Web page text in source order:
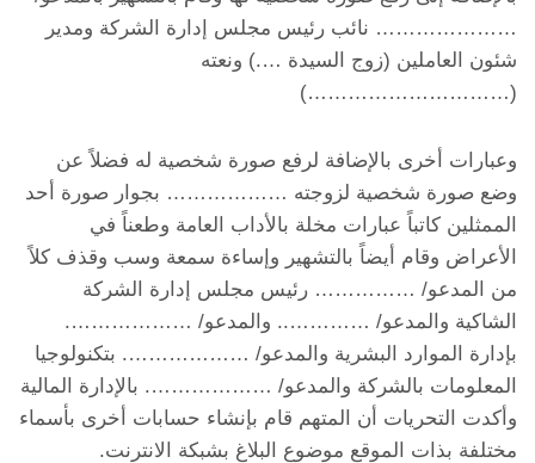
………………… نائب رئيس مجلس إدارة الشركة ومدير
شئون العاملين (زوج السيدة ….) ونعته
(…………………………)
وعبارات أخرى بالإضافة لرفع صورة شخصية له فضلاً عن
وضع صورة شخصية لزوجته ……………… بجوار صورة أحد
الممثلين كاتباً عبارات مخلة بالأداب العامة وطعناً في
الأعراض وقام أيضاً بالتشهير وإساءة سمعة وسب وقذف كلاً
من المدعو/ …………… رئيس مجلس إدارة الشركة
الشاكية والمدعو/ ………….. والمدعو/ ……………….
بإدارة الموارد البشرية والمدعو/ ………………. بتكنولوجيا
المعلومات بالشركة والمدعو/ ………………. بالإدارة المالية
وأكدت التحريات أن المتهم قام بإنشاء حسابات أخرى بأسماء
مختلفة بذات الموقع موضوع البلاغ بشبكة الانترنت.